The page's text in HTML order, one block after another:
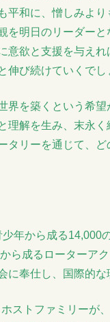
平和に、憎しみよ
を明日のリーダー
意欲と支援を与え
伸び続けていくでし
界を築くという希
理解を生み、末永
タリーを通じて、
年から成る14,000
ら成るローターア
に奉仕し、国際的
ストファミリーが